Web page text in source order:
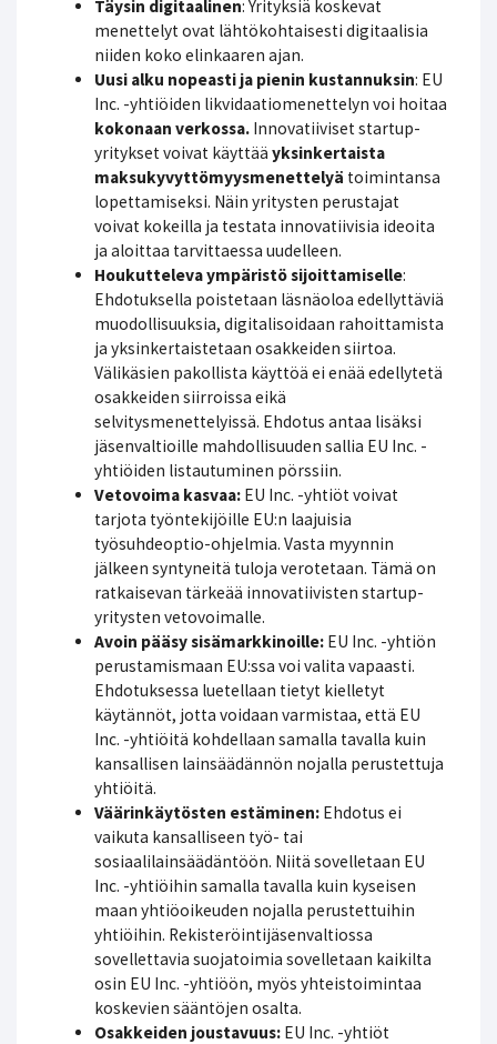
Täysin digitaalinen: Yrityksiä koskevat
menettelyt ovat lähtökohtaisesti digitaalisia
niiden koko elinkaaren ajan.
Uusi alku nopeasti ja pienin kustannuksin: EU
Inc. -yhtiöiden likvidaatiomenettelyn voi hoitaa
kokonaan verkossa. Innovatiiviset startup-
yritykset voivat käyttää yksinkertaista
maksukyvyttömyysmenettelyä toimintansa
lopettamiseksi. Näin yritysten perustajat
voivat kokeilla ja testata innovatiivisia ideoita
ja aloittaa tarvittaessa uudelleen.
Houkutteleva ympäristö sijoittamiselle:
Ehdotuksella poistetaan läsnäoloa edellyttäviä
muodollisuuksia, digitalisoidaan rahoittamista
ja yksinkertaistetaan osakkeiden siirtoa.
Välikäsien pakollista käyttöä ei enää edellytetä
osakkeiden siirroissa eikä
selvitysmenettelyissä. Ehdotus antaa lisäksi
jäsenvaltioille mahdollisuuden sallia EU Inc. -
yhtiöiden listautuminen pörssiin.
Vetovoima kasvaa: EU Inc. -yhtiöt voivat
tarjota työntekijöille EU:n laajuisia
työsuhdeoptio-ohjelmia. Vasta myynnin
jälkeen syntyneitä tuloja verotetaan. Tämä on
ratkaisevan tärkeää innovatiivisten startup-
yritysten vetovoimalle.
Avoin pääsy sisämarkkinoille: EU Inc. -yhtiön
perustamismaan EU:ssa voi valita vapaasti.
Ehdotuksessa luetellaan tietyt kielletyt
käytännöt, jotta voidaan varmistaa, että EU
Inc. -yhtiöitä kohdellaan samalla tavalla kuin
kansallisen lainsäädännön nojalla perustettuja
yhtiöitä.
Väärinkäytösten estäminen: Ehdotus ei
vaikuta kansalliseen työ- tai
sosiaalilainsäädäntöön. Niitä sovelletaan EU
Inc. -yhtiöihin samalla tavalla kuin kyseisen
maan yhtiöoikeuden nojalla perustettuihin
yhtiöihin. Rekisteröintijäsenvaltiossa
sovellettavia suojatoimia sovelletaan kaikilta
osin EU Inc. -yhtiöön, myös yhteistoimintaa
koskevien sääntöjen osalta.
Osakkeiden joustavuus: EU Inc. -yhtiöt